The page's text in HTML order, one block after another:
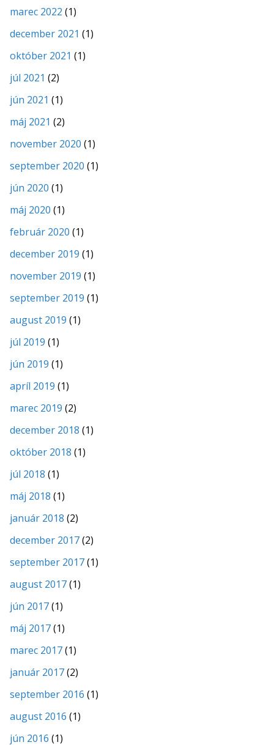
marec 2022 (1)
december 2021 (1)
október 2021 (1)
júl 2021 (2)
jún 2021 (1)
máj 2021 (2)
november 2020 (1)
september 2020 (1)
jún 2020 (1)
máj 2020 (1)
február 2020 (1)
december 2019 (1)
november 2019 (1)
september 2019 (1)
august 2019 (1)
júl 2019 (1)
jún 2019 (1)
apríl 2019 (1)
marec 2019 (2)
december 2018 (1)
október 2018 (1)
júl 2018 (1)
máj 2018 (1)
január 2018 (2)
december 2017(2)
september 2017(1)
august 2017(1)
jún 2017(1)
máj 2017(1)
marec 2017(1)
január 2017(2)
september 2016 (1)
august 2016 (1)
jún 2016 (1)